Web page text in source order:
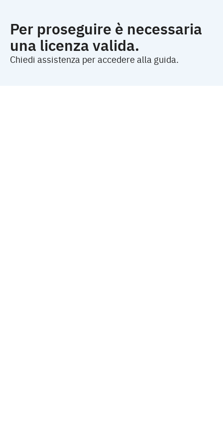
Per proseguire è necessaria
una licenza valida.
Chiedi assistenza per accedere alla guida.